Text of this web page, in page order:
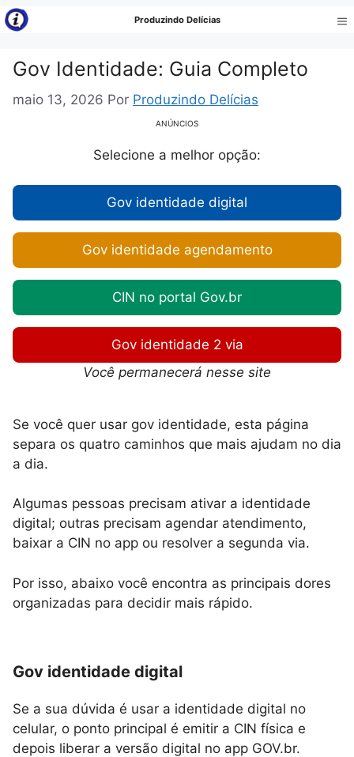
Pular
para
conteúdo
Produzindo Delícias
Gov Identidade: Guia Completo
maio 13, 2026 Por Produzindo Delícias
ANÚNCIOS
Selecione a melhor opção:
Gov identidade digital
Gov identidade agendamento
CIN no portal Gov.br
Gov identidade 2 via
Você permanecerá nesse site
Se você quer usar gov identidade, esta página
separa os quatro caminhos que mais ajudam no dia
a dia.
Algumas pessoas precisam ativar a identidade
digital; outras precisam agendar atendimento,
baixar a CIN no app ou resolver a segunda via.
Por isso, abaixo você encontra as principais dores
organizadas para decidir mais rápido.
Gov identidade digital
Se a sua dúvida é usar a identidade digital no
celular, o ponto principal é emitir a CIN física e
depois liberar a versão digital no app GOV.br.